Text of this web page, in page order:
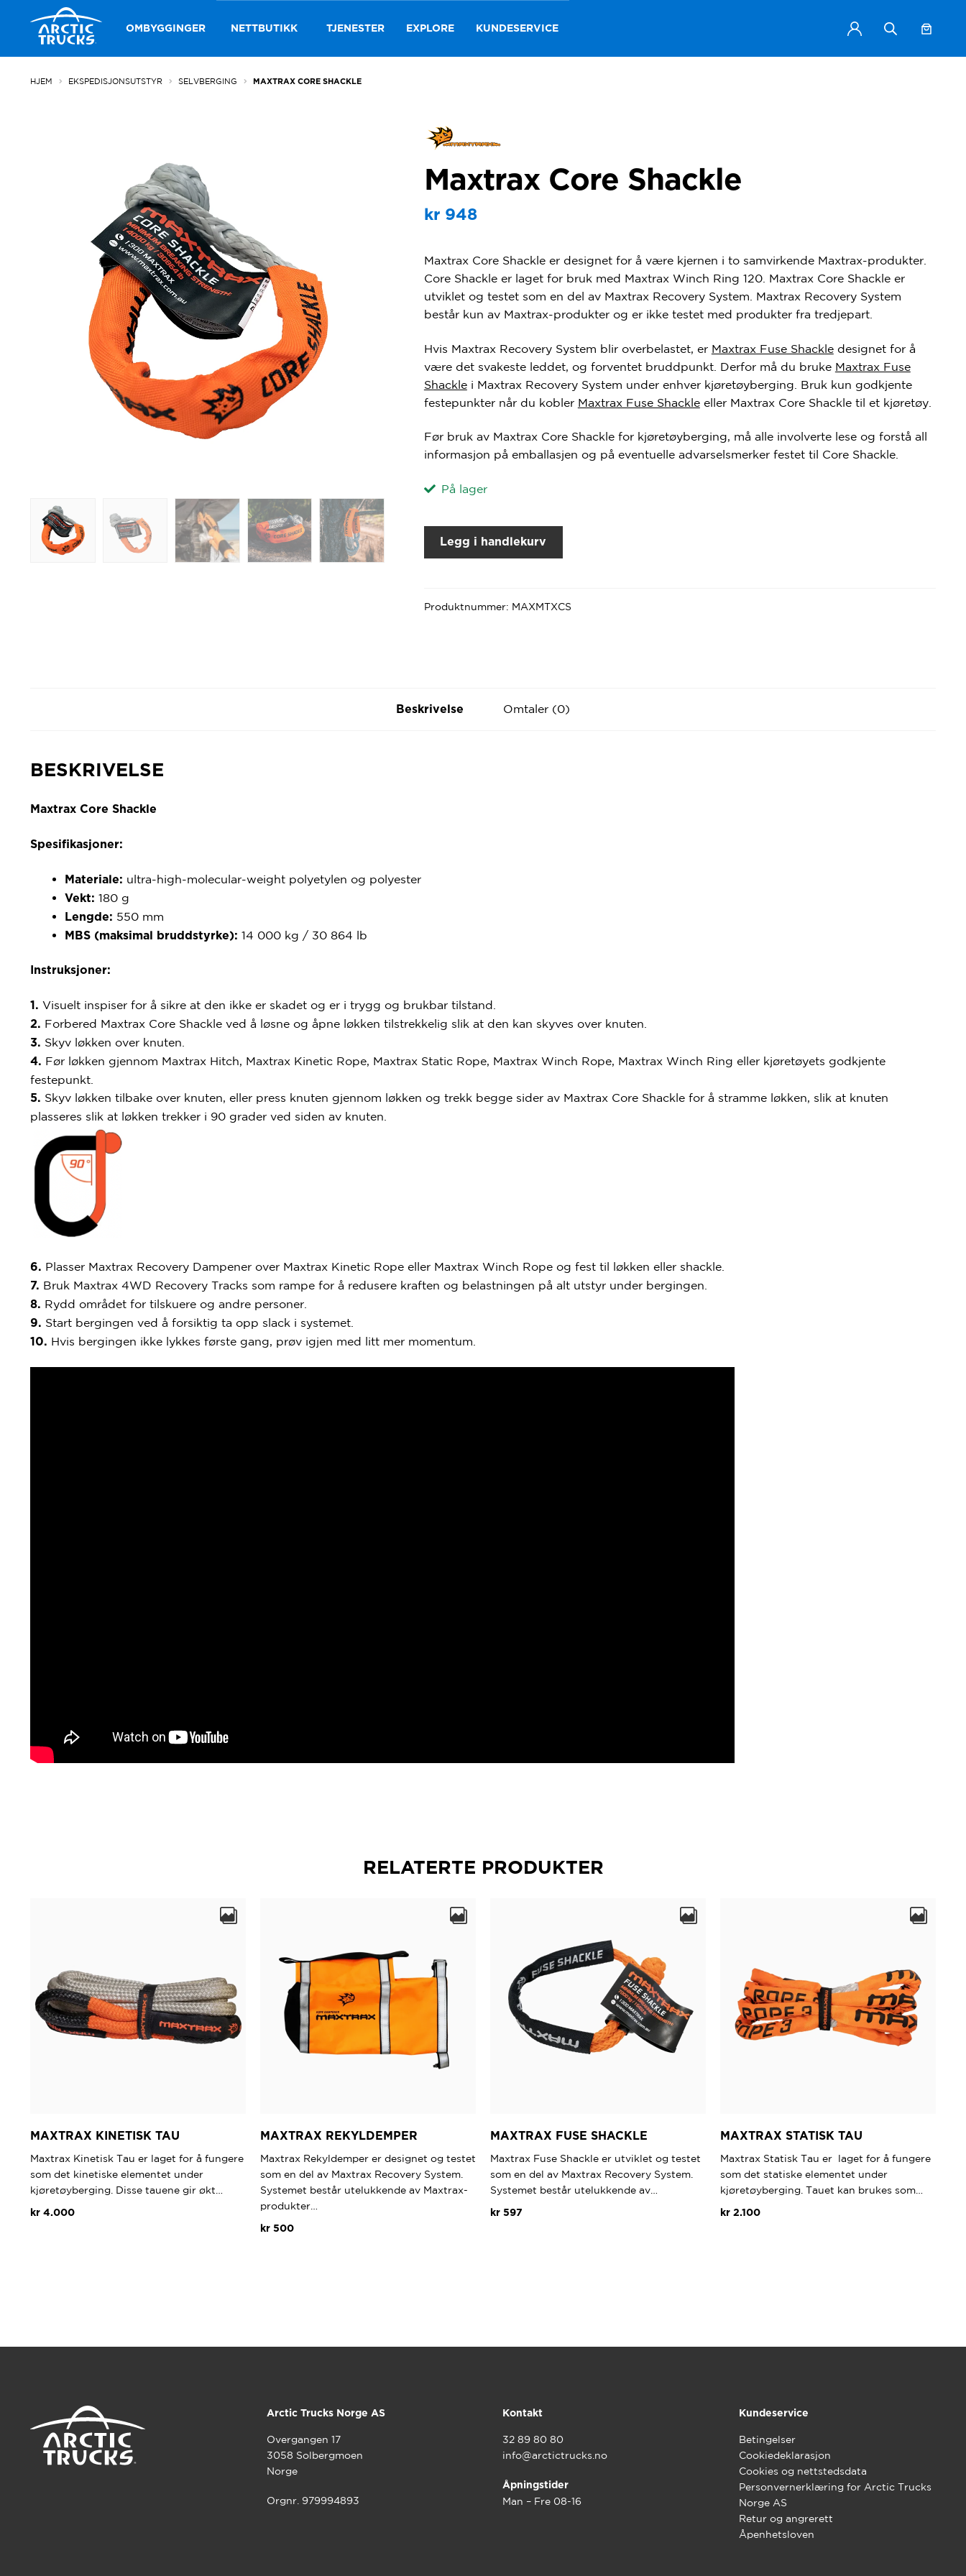
Hopp
til
navigasjon
Hopp
til
innhold
OMBYGGINGER NETTBUTIKK TJENESTER EXPLORE KUNDESERVICE
HJEM EKSPEDISJONSUTSTYR SELVBERGING MAXTRAX CORE SHACKLE
Maxtrax Core Shackle
kr948
Maxtrax Core Shackle er designet for å være kjernen i to samvirkende Maxtrax-produkter.
Core Shackle er laget for bruk med Maxtrax Winch Ring 120. Maxtrax Core Shackle er
utviklet og testet som en del av Maxtrax Recovery System. Maxtrax Recovery System
består kun av Maxtrax-produkter og er ikke testet med produkter fra tredjepart.
Hvis Maxtrax Recovery System blir overbelastet, er Maxtrax Fuse Shackledesignet for å
være det svakeste leddet, og forventet bruddpunkt. Derfor må du bruke Maxtrax Fuse
Shacklei Maxtrax Recovery System under enhver kjøretøyberging. Bruk kun godkjente
festepunkter når du kobler Maxtrax Fuse Shackleeller Maxtrax Core Shackle til et kjøretøy.
Før bruk av Maxtrax Core Shackle for kjøretøyberging, må alle involverte lese og forstå all
informasjon på emballasjen og på eventuelle advarselsmerker festet til Core Shackle.
På lager
Legg i handlekurv
Produktnummer: MAXMTXCS
Beskrivelse Omtaler (0)
BESKRIVELSE
Maxtrax Core Shackle
Spesifikasjoner:
Materiale: ultra-high-molecular-weight polyetylen og polyester
Vekt: 180 g
Lengde: 550 mm
MBS (maksimal bruddstyrke): 14 000 kg / 30 864 lb
Instruksjoner:
1. Visuelt inspiser for å sikre at den ikke er skadet og er i trygg og brukbar tilstand.
2. Forbered Maxtrax Core Shackle ved å løsne og åpne løkken tilstrekkelig slik at den kan skyves over knuten.
3. Skyv løkken over knuten.
4. Før løkken gjennom Maxtrax Hitch, Maxtrax Kinetic Rope, Maxtrax Static Rope, Maxtrax Winch Rope, Maxtrax Winch Ring eller kjøretøyets godkjente
festepunkt.
5. Skyv løkken tilbake over knuten, eller press knuten gjennom løkken og trekk begge sider av Maxtrax Core Shackle for å stramme løkken, slik at knuten
plasseres slik at løkken trekker i 90 grader ved siden av knuten.
6. Plasser Maxtrax Recovery Dampener over Maxtrax Kinetic Rope eller Maxtrax Winch Rope og fest til løkken eller shackle.
7. Bruk Maxtrax 4WD Recovery Tracks som rampe for å redusere kraften og belastningen på alt utstyr under bergingen.
8. Rydd området for tilskuere og andre personer.
9. Start bergingen ved å forsiktig ta opp slack i systemet.
10. Hvis bergingen ikke lykkes første gang, prøv igjen med litt mer momentum.
RELATERTE PRODUKTER
MAXTRAX KINETISK TAU
Maxtrax Kinetisk Tau er laget for å fungere
som det kinetiske elementet under
kjøretøyberging. Disse tauene gir økt…
kr 4.000
MAXTRAX REKYLDEMPER
Maxtrax Rekyldemper er designet og testet
som en del av Maxtrax Recovery System.
Systemet består utelukkende av Maxtrax-
produkter…
kr 500
MAXTRAX FUSE SHACKLE
Maxtrax Fuse Shackle er utviklet og testet
som en del av Maxtrax Recovery System.
Systemet består utelukkende av…
kr 597
MAXTRAX STATISK TAU
Maxtrax Statisk Tau er laget for å fungere
som det statiske elementet under
kjøretøyberging. Tauet kan brukes som…
kr 2.100
Arctic Trucks Norge AS
Overgangen 17
3058 Solbergmoen
Norge
Orgnr. 979994893
Kontakt
32 89 80 80
info@arctictrucks.no
Åpningstider
Man – Fre 08-16
Kundeservice
Betingelser
Cookiedeklarasjon
Cookies og nettstedsdata
Personvernerklæring for Arctic Trucks
Norge AS
Retur og angrerett
Åpenhetsloven